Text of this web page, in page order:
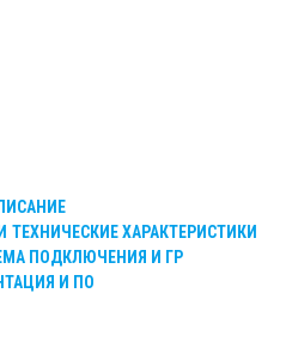
ТЕХНИЧЕСКИЕ ХАРАКТЕРИСТИКИ
ПОДКЛЮЧЕНИЯ И ГР
И ПО